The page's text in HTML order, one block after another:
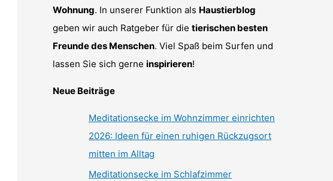
Wohnung. In unserer Funktion als Haustierblog
geben wir auch Ratgeber für die tierischen besten
Freunde des Menschen. Viel Spaß beim Surfen und
lassen Sie sich gerne inspirieren!
Neue Beiträge
Meditationsecke im Wohnzimmer einrichten
2026: Ideen für einen ruhigen Rückzugsort
mitten im Alltag
Meditationsecke im Schlafzimmer